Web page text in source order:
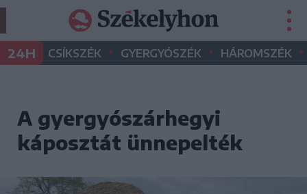
24H CSÍKSZÉK • GYERGYÓSZÉK • HÁROMSZÉK •
A gyergyószárhegyi
káposztát ünnepelték